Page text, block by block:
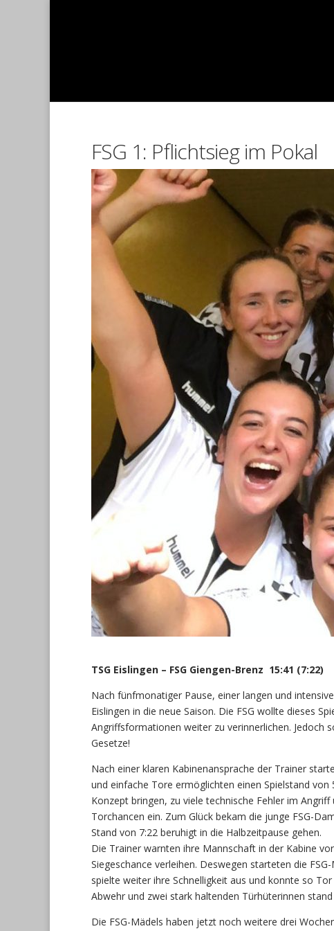
FSG 1: Pflichtsieg im Pokal
TSG Eislingen – FSG Giengen-Brenz 15:41 (7:22)
Nach fünfmonatiger Pause, einer langen und
Eislingen in die neue Saison. Die FSG wollte dieses
Angriffsformationen weiter zu verinnerlichen. Jedoch
Gesetze!
Nach einer klaren Kabinenansprache der Trainer
und einfache Tore ermöglichten einen Spielstand von
Konzept bringen, zu viele technische Fehler im
Torchancen ein. Zum Glück bekam die junge FSG-
Stand von 7:22 beruhigt in die Halbzeitpause gehen.
Die Trainer warnten ihre Mannschaft in der Kabine
Siegeschance verleihen. Deswegen starteten die
spielte weiter ihre Schnelligkeit aus und konnte so
Abwehr und zwei stark haltenden Türhüterinnen
Die FSG-Mädels haben jetzt noch weitere drei